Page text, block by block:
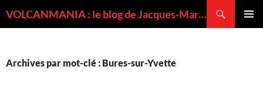
VOLCANMANIA : le blog de Jacques-Marie BARDINTZEFF, volcanologue
Archives par mot-clé : Bures-sur-Yvette